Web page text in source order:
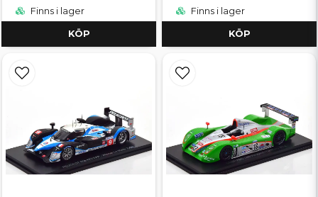
Finns i lager
KÖP
Finns i lager
KÖP